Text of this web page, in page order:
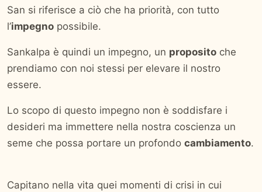
San si riferisce a ciò che ha priorità, con tutto
l’impegno possibile.
Sankalpa è quindi un impegno, un proposito che
prendiamo con noi stessi per elevare il nostro
essere.
Lo scopo di questo impegno non è soddisfare i
desideri ma immettere nella nostra coscienza un
seme che possa portare un profondo cambiamento.
Capitano nella vita quei momenti di crisi in cui